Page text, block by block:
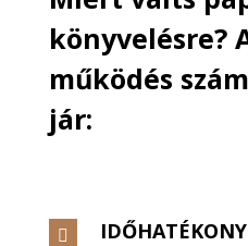
könyvelésre?
működés
jár:

IDŐHATÉKONY